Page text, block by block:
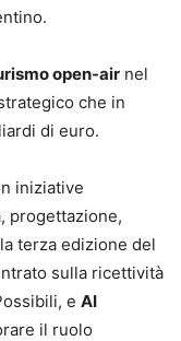
open-air nel
che in
di euro.
iniziative
progettazione,
terza edizione del
sulla ricettività
e AI
il ruolo